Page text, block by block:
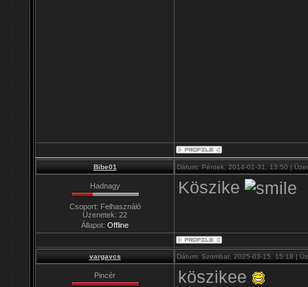
Bibe01 Dátum: Péntek, 2014-01-31, 13:50 |
Hadnagy
Csoport: Felhasználó
Üzenetek: 22
Állapot: Offline
Köszike
vargavcs Dátum: Szombat, 2025-03-15, 15:18 |
Pincér köszikee